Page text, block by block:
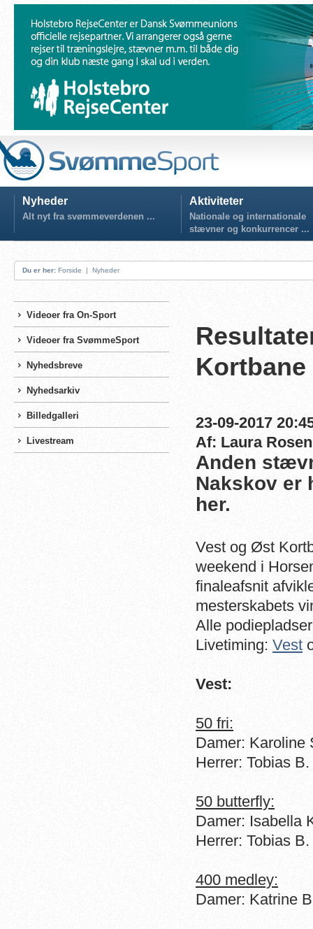
Nyheder
Alt nyt fra svømmeverdenen ...
Aktiviteter
Nationale og internationale
stævner og konkurrencer ...
Du er her: Forside | Nyheder
Videoer fra On-Sport
Videoer fra SvømmeSport
Nyhedsbreve
Nyhedsarkiv
Billedgalleri
Livestream
Kortbane
23-09-2017
Af: Laura
Anden
Nakskov er
her.
Vest og Øst
weekend i
finaleafsnit
mesterskabets
Alle
Livetiming: Vest
Vest:
50 fri:
Damer: Karoline
Herrer: Tobias
50 butterfly:
Damer: Isabella
Herrer: Tobias
400 medley:
Damer: Katrine